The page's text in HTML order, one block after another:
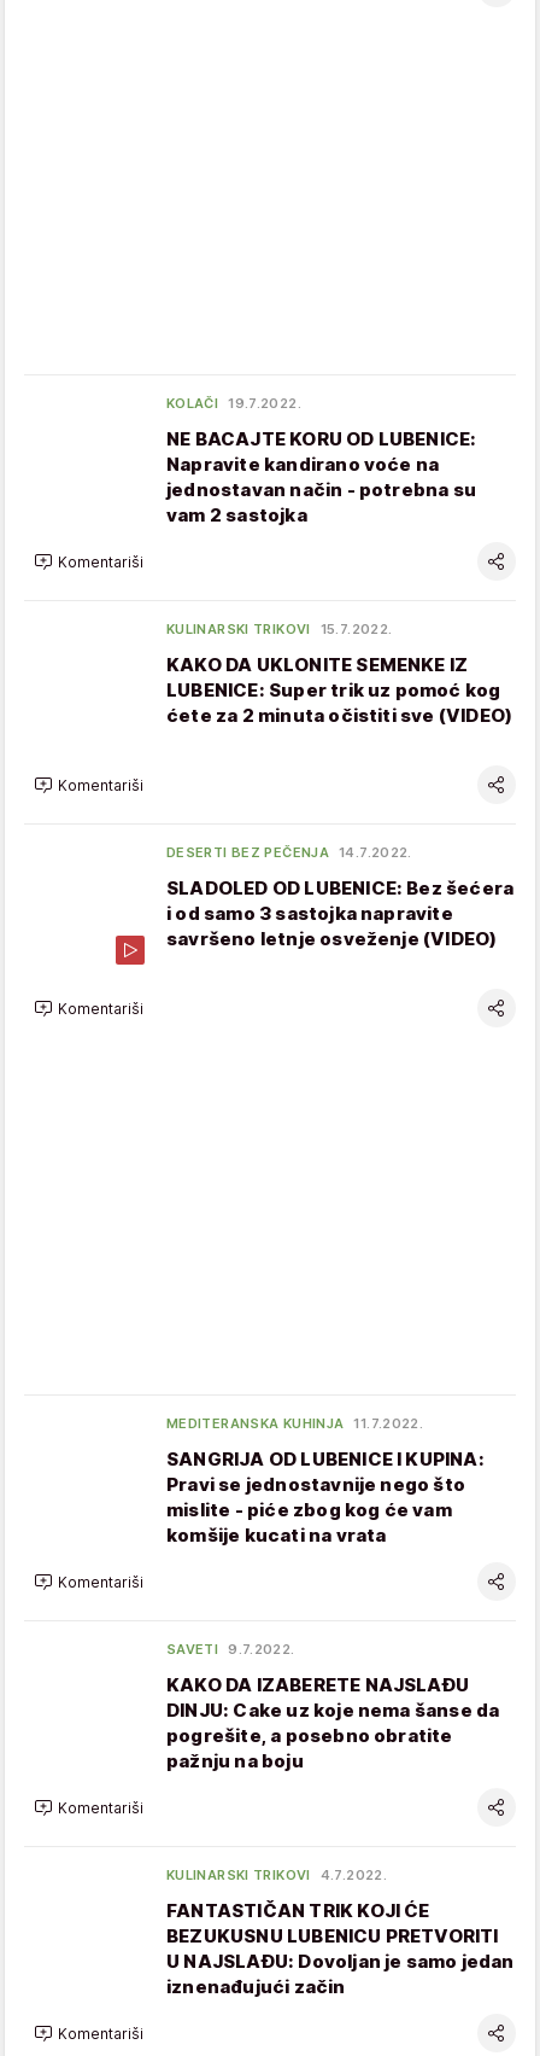
KOLAČI 19.7.2022.
NE BACAJTE KORU OD LUBENICE:
Napravite kandirano voće na
jednostavan način - potrebna su
vam 2 sastojka
Komentariši
KULINARSKI TRIKOVI 15.7.2022.
KAKO DA UKLONITE SEMENKE IZ
LUBENICE: Super trik uz pomoć kog
ćete za 2 minuta očistiti sve (VIDEO)
Komentariši
DESERTI BEZ PEČENJA 14.7.2022.
SLADOLED OD LUBENICE: Bez šećera
i od samo 3 sastojka napravite
savršeno letnje osveženje (VIDEO)
Komentariši
MEDITERANSKA KUHINJA 11.7.2022.
SANGRIJA OD LUBENICE I KUPINA:
Pravi se jednostavnije nego što
mislite - piće zbog kog će vam
komšije kucati na vrata
Komentariši
SAVETI 9.7.2022.
KAKO DA IZABERETE NAJSLAĐU
DINJU: Cake uz koje nema šanse da
pogrešite, a posebno obratite
pažnju na boju
Komentariši
KULINARSKI TRIKOVI 4.7.2022.
FANTASTIČAN TRIK KOJI ĆE
BEZUKUSNU LUBENICU PRETVORITI
U NAJSLAĐU: Dovoljan je samo jedan
iznenađujući začin
Komentariši